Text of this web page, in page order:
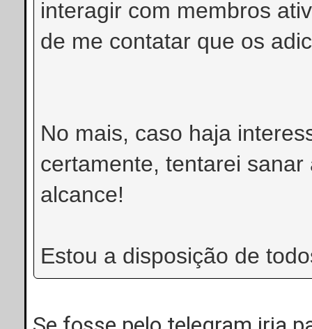
interagir com membros
de me contatar que os
No mais, caso haja
certamente, tentarei
alcance!
Estou a disposição de